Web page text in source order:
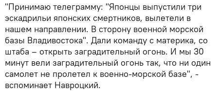
"Принимаю телеграмму: "Японцы выпустили три
эскадрильи японских смертников, вылетели в
нашем направлении. В сторону военной морской
базы Владивостока". Дали команду с материка, со
штаба – открыть заградительный огонь. И мы 30
минут вели заградительный огонь так, что ни один
самолет не пролетел к военно-морской базе", -
вспоминает Навроцкий.